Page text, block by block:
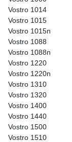
Vostro 1014
Vostro 1015
Vostro 1015n
Vostro 1088
Vostro 1088n
Vostro 1220
Vostro 1220n
Vostro 1310
Vostro 1320
Vostro 1400
Vostro 1440
Vostro 1500
Vostro 1510